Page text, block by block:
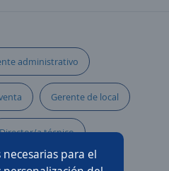
para el
administrativo
Gerente de local
Director/a técnico
a de tienda